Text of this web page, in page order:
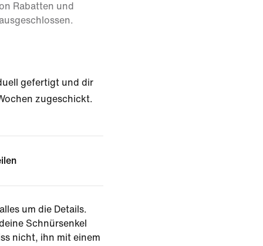
Rabatten und
gefertigt und dir
zugeschickt.
um die Details.
Schnürsenkel
nicht, ihn mit einem